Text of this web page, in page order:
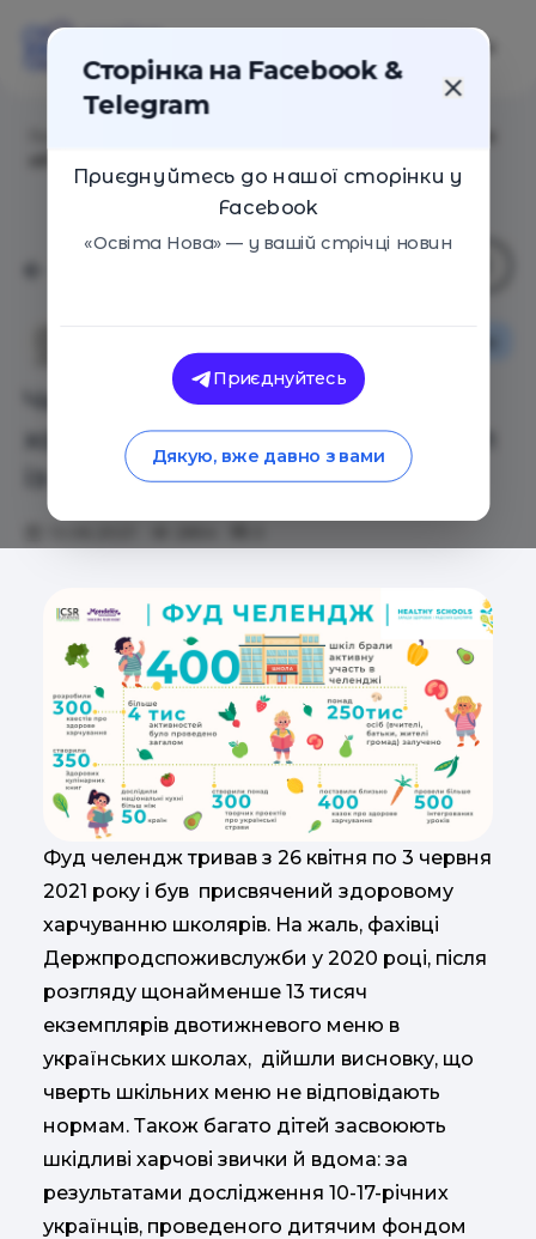
Челендж зі здорового
харчування об’єднав 400 шкіл
із всієї України
Фуд челендж тривав з 26 квітня по 3 червня
2021 року і був присвячений здоровому
харчуванню школярів. На жаль, фахівці
Держпродспоживслужби у 2020 році, після
розгляду щонайменше 13 тисяч
екземплярів двотижневого меню в
українських школах, дійшли висновку, що
чверть шкільних меню не відповідають
нормам. Також багато дітей засвоюють
шкідливі харчові звички й вдома: за
результатами дослідження 10-17-річних
українців, проведеного дитячим фондом
Сторінка на Facebook &
Telegram
Приєднуйтесь до нашої сторінки у
Facebook
«Освіта Нова» — у вашій стрічці новин
Приєднуйтесь
Дякую, вже давно з вами